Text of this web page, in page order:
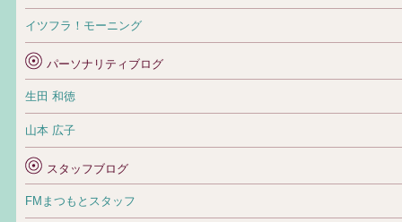
イツフラ！モーニング
パーソナリティブログ
生田 和徳
山本 広子
スタッフブログ
FMまつもとスタッフ